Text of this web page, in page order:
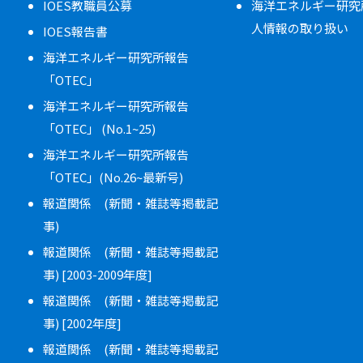
IOES教職員公募
IOES報告書
海洋エネルギー研究所報告
「OTEC」
海洋エネルギー研究所報告
「OTEC」 (No.1~25)
海洋エネルギー研究所報告
「OTEC」(No.26~最新号)
報道関係 (新聞・雑誌等掲載記
事)
報道関係 (新聞・雑誌等掲載記
事) [2003-2009年度]
報道関係 (新聞・雑誌等掲載記
事) [2002年度]
報道関係 (新聞・雑誌等掲載記
海洋エネルギー研
人情報の取り扱い